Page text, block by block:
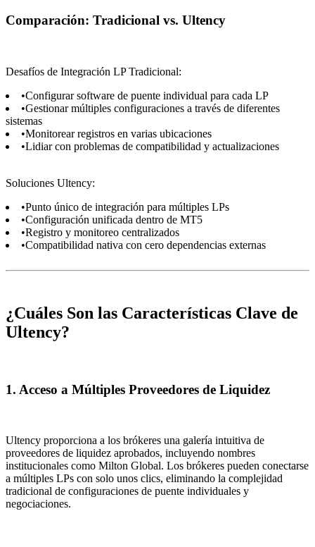
Comparación: Tradicional vs. Ultency
Desafíos de Integración LP Tradicional:
•Configurar software de puente individual para cada LP
•Gestionar múltiples configuraciones a través de diferentes
sistemas
•Monitorear registros en varias ubicaciones
•Lidiar con problemas de compatibilidad y actualizaciones
Soluciones Ultency:
•Punto único de integración para múltiples LPs
•Configuración unificada dentro de MT5
•Registro y monitoreo centralizados
•Compatibilidad nativa con cero dependencias externas
¿Cuáles Son las Características Clave de
Ultency?
1. Acceso a Múltiples Proveedores de Liquidez
Ultency proporciona a los brókeres una galería intuitiva de
proveedores de liquidez aprobados, incluyendo nombres
institucionales como Milton Global. Los brókeres pueden conectarse
a múltiples LPs con solo unos clics, eliminando la complejidad
tradicional de configuraciones de puente individuales y
negociaciones.